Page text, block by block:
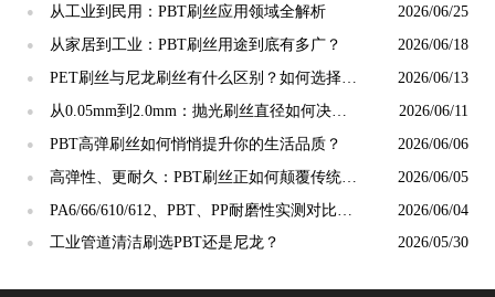
● 从工业到民用：PBT刷丝应用领域全解析 2026/06/25
● 从家居到工业：PBT刷丝用途到底有多广？ 2026/06/18
●
PET刷丝与尼龙刷丝有什么区别？如何选择更
合适？
2026/06/13
●
从0.05mm到2.0mm：抛光刷丝直径如何决定
抛光精度？
2026/06/11
● PBT高弹刷丝如何悄悄提升你的生活品质？ 2026/06/06
●
高弹性、更耐久：PBT刷丝正如何颠覆传统清
洁工具市场？
2026/06/05
●
PA6/66/610/612、PBT、PP耐磨性实测对比：
谁才是"耐磨之王"？
2026/06/04
● 工业管道清洁刷选PBT还是尼龙？ 2026/05/30